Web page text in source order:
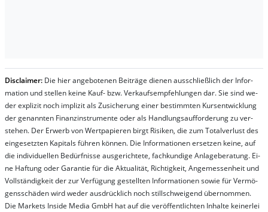
Dis­clai­mer: Die hier an­ge­bo­te­nen Bei­trä­ge die­nen aus­schließ­lich der In­for­
ma­t­ion und stel­len kei­ne Kauf- bzw. Ver­kaufs­em­pfeh­lung­en dar. Sie sind we­
der ex­pli­zit noch im­pli­zit als Zu­sich­er­ung ei­ner be­stim­mt­en Kurs­ent­wick­lung
der ge­nan­nt­en Fi­nanz­in­stru­men­te oder als Handl­ungs­auf­for­der­ung zu ver­
steh­en. Der Er­werb von Wert­pa­pier­en birgt Ri­si­ken, die zum To­tal­ver­lust des
ein­ge­setz­ten Ka­pi­tals füh­ren kön­nen. Die In­for­ma­tion­en er­setz­en kei­ne, auf
die in­di­vi­du­el­len Be­dür­fnis­se aus­ge­rich­te­te, fach­kun­di­ge An­la­ge­be­ra­tung. Ei­
ne Haf­tung oder Ga­ran­tie für die Ak­tu­ali­tät, Rich­tig­keit, An­ge­mes­sen­heit und
Vol­lständ­ig­keit der zur Ver­fü­gung ge­stel­lt­en In­for­ma­tion­en so­wie für Ver­mö­
gens­schä­den wird we­der aus­drück­lich noch stil­lschwei­gend über­nom­men.
Die Mar­kets In­side Me­dia GmbH hat auf die ver­öf­fent­lich­ten In­hal­te kei­ner­lei